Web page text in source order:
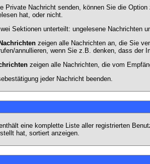
Private Nachricht senden, können Sie die
hat, oder nicht.
Sektionen unterteilt: ungelesene Nachrichten
zeigen alle Nachrichten an, die Sie
annullieren, wenn Sie z.B. denken, dass der
zeigen alle Nachrichten, die vom
jeder Nachricht beenden.
eine komplette Liste aller registrierten
hat, sortiert anzeigen.